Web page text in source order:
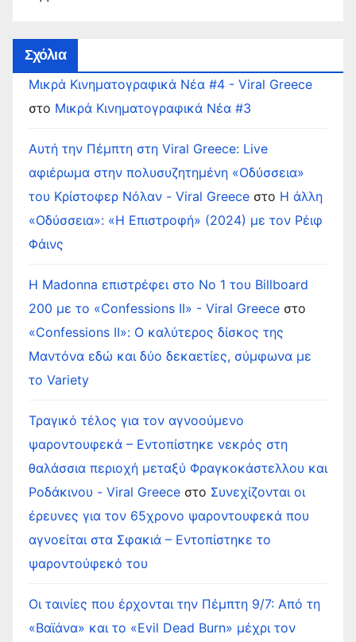
Σχόλια
Μικρά Κινηματογραφικά Νέα #4 - Viral Greece
στο Μικρά Κινηματογραφικά Νέα #3
Αυτή την Πέμπτη στη Viral Greece: Live
αφιέρωμα στην πολυσυζητημένη «Οδύσσεια»
του Κρίστοφερ Νόλαν - Viral Greece στο Η άλλη
«Οδύσσεια»: «Η Επιστροφή» (2024) με τον Ρέιφ
Φάινς
Η Madonna επιστρέφει στο Νο 1 του Billboard
200 με το «Confessions II» - Viral Greece στο
«Confessions II»: Ο καλύτερος δίσκος της
Μαντόνα εδώ και δύο δεκαετίες, σύμφωνα με
το Variety
Τραγικό τέλος για τον αγνοούμενο
ψαροντουφεκά – Εντοπίστηκε νεκρός στη
θαλάσσια περιοχή μεταξύ Φραγκοκάστελλου και
Ροδάκινου - Viral Greece στο Συνεχίζονται οι
έρευνες για τον 65χρονο ψαροντουφεκά που
αγνοείται στα Σφακιά – Εντοπίστηκε το
ψαροντούφεκό του
Οι ταινίες που έρχονται την Πέμπτη 9/7: Από τη
«Βαϊάνα» και το «Evil Dead Burn» μέχρι τον